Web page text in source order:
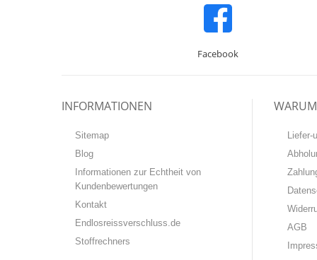
Facebook
INFORMATIONEN
Sitemap
Blog
Informationen zur Echtheit von
Kundenbewertungen
Kontakt
Endlosreissverschluss.de
Stoffrechners
Liefer-
AGB